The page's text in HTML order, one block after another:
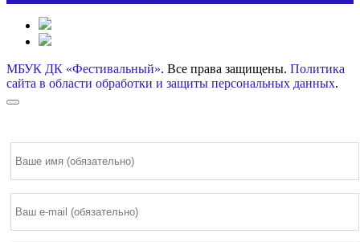
МБУК ДК «Фестивальный». Все права защищены. Политика
сайта в области обработки и защиты персональных данных.